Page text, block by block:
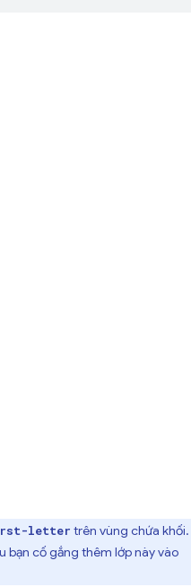
letter trên vùng chứa khối.
bạn cố gắng thêm lớp này vào